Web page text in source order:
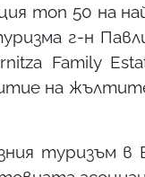
топ 50 на
г-н
Family
на
туризъм в